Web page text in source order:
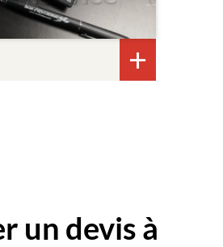
un devis à